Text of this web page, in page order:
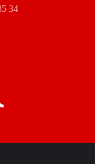
34